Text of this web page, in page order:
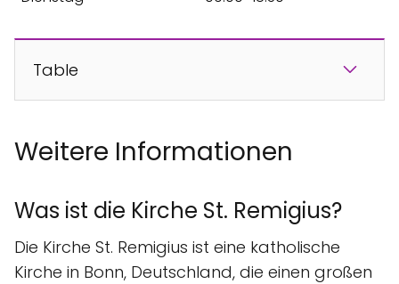
Table
Weitere Informationen
Was ist die Kirche St. Remigius?
Die Kirche St. Remigius ist eine katholische
Kirche in Bonn, Deutschland, die einen großen